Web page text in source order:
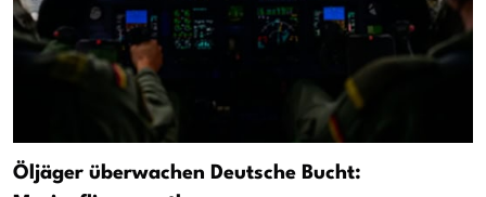
Öljäger überwachen Deutsche Bucht: